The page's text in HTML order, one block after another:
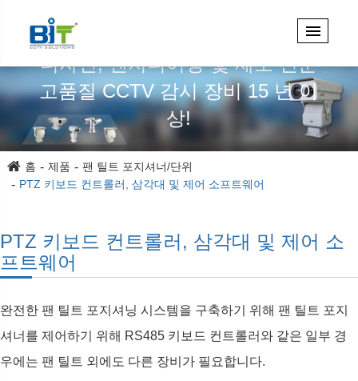
디자인, 엔지니어링 및 제조 전문
고품질 CCTV 감시 장비 15 년 이
상!
홈 제품
팬 틸트 포지셔너/단위
PTZ 키보드 컨트롤러, 삼각대 및 제어 소프트웨어
PTZ 키보드 컨트롤러, 삼각대 및 제어 소
프트웨어
완전한 팬 틸트 포지셔닝 시스템을 구축하기 위해 팬 틸트 포지
셔너를 제어하기 위해 RS485 키보드 컨트롤러와 같은 일부 경
우에는 팬 틸트 외에도 다른 장비가 필요합니다.